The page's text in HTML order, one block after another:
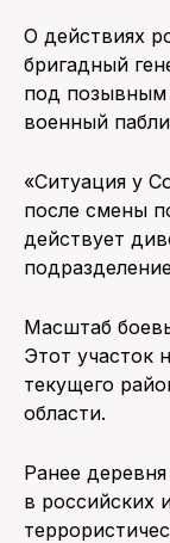
О действиях
бригадный
под позывным
военный
«Ситуация у
после смены
действует
Масштаб
Этот участок
текущего
области.
Ранее
в российских